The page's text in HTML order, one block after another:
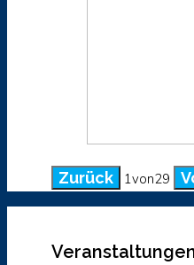
Zurück 1von29